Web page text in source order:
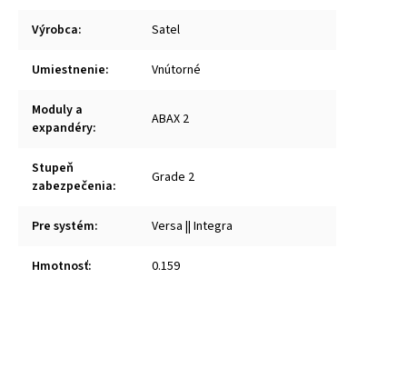
Výrobca: Satel
Umiestnenie: Vnútorné
Moduly a
expandéry: ABAX 2
Stupeň
zabezpečenia: Grade 2
Pre systém: Versa || Integra
Hmotnosť: 0.159